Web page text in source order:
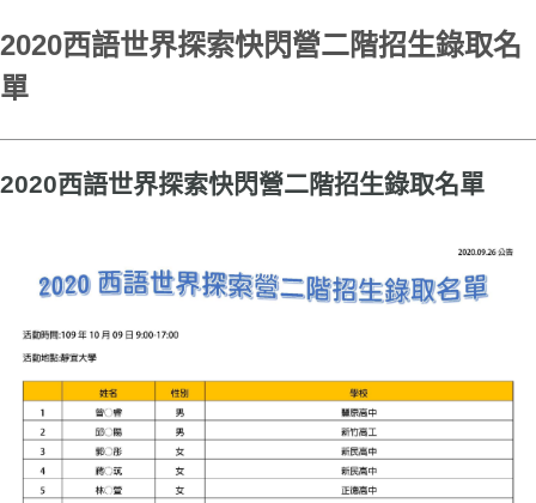
2020西語世界探索快閃營二階招生錄取名
單
2020西語世界探索快閃營二階招生錄取名單